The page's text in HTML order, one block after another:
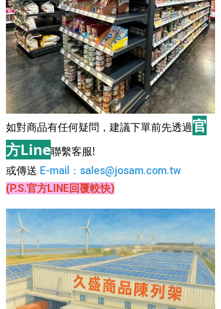
如對商品有任何疑問，建議下單前先透過官
方Line聯繫客服!
或傳送 E-mail ： sales@josam.com.tw
(P.S.官方LINE回覆較快)